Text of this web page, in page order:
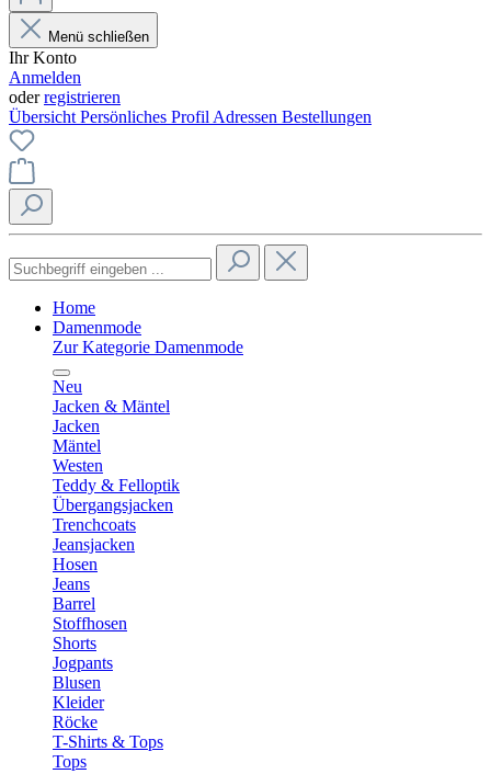
Menü schließen
Ihr Konto
Anmelden
oderregistrieren
Übersicht Persönliches Profil Adressen Bestellungen
Home
Damenmode
Zur Kategorie Damenmode
Neu
Jacken & Mäntel
Jacken
Mäntel
Westen
Teddy & Felloptik
Übergangsjacken
Trenchcoats
Jeansjacken
Hosen
Jeans
Barrel
Stoffhosen
Shorts
Jogpants
Blusen
Kleider
Röcke
T-Shirts & Tops
Tops